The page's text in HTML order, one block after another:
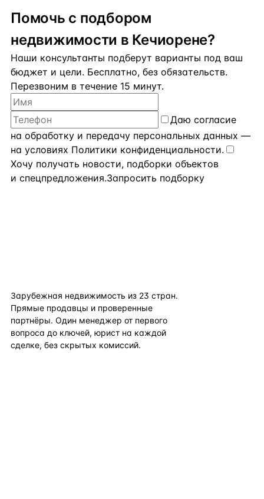
Помочь с подбором
недвижимости в Кечиорене?
Наши консультанты подберут варианты под ваш
бюджет и цели. Бесплатно, без обязательств.
Перезвоним в течение 15 минут.
Даю согласие
на обработку и передачу персональных данных —
на условиях Политики конфиденциальности.
Хочу получать новости, подборки объектов
и спецпредложения.Запросить подборку
Зарубежная недвижимость из 23 стран.
Прямые продавцы и проверенные
партнёры. Один менеджер от первого
вопроса до ключей, юрист на каждой
сделке, без скрытых комиссий.